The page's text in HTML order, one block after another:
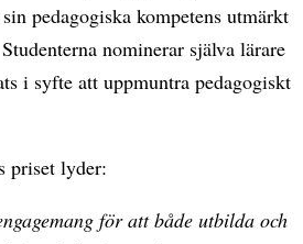
pedagogiska kompetens utmärkt
nominerar själva lärare
i syfte att uppmuntra pedagogiskt
priset lyder:
för att både utbilda och